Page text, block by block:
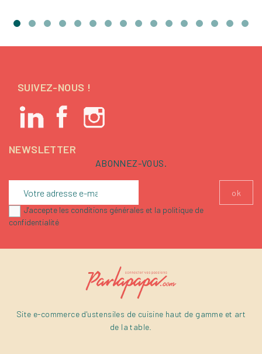
SUIVEZ-NOUS !
NEWSLETTER
ABONNEZ-VOUS.
J'accepte les conditions générales et la politique de
confidentialité
Site e-commerce d'ustensiles de cuisine haut de gamme et art
de la table.